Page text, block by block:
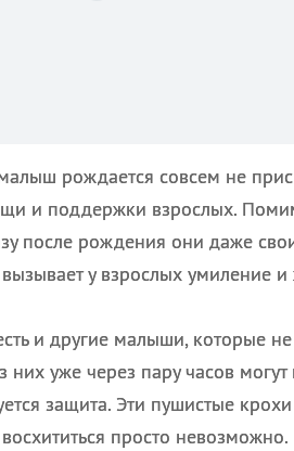
рождается совсем не
и поддержки взрослых.
после рождения они даже
у взрослых умиление и
и другие малыши, которые
них уже через пару часов
защита. Эти пушистые
просто невозможно.